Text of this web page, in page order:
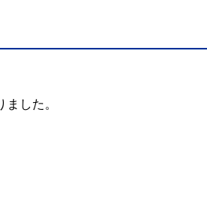
した。